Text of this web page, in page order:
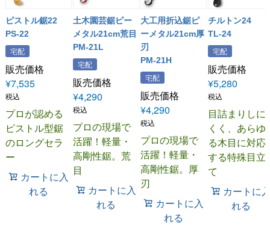
ピストル鋸22
PS-22
宅配
販売価格
¥7,535
税込
プロが認める
ピストル型鋸
のロングセラ
ー
カートに入
れる
土木園芸鋸ピー
メタル21cm荒目
PM-21L
宅配
販売価格
¥4,290
税込
プロの現場で
活躍！軽量・
高剛性鋸。荒
目
カートに入
れる
大工用折込鋸ピ
ーメタル21cm厚
刃
PM-21H
宅配
販売価格
¥4,290
税込
プロの現場で
活躍！軽量・
高剛性鋸。厚
刃
カートに入
れる
チルトン24
TL-24
宅配
販売価格
¥5,280
税込
目詰まりしに
くく、あらゆ
る木目に対応
する特殊目立
て
カートに
れる